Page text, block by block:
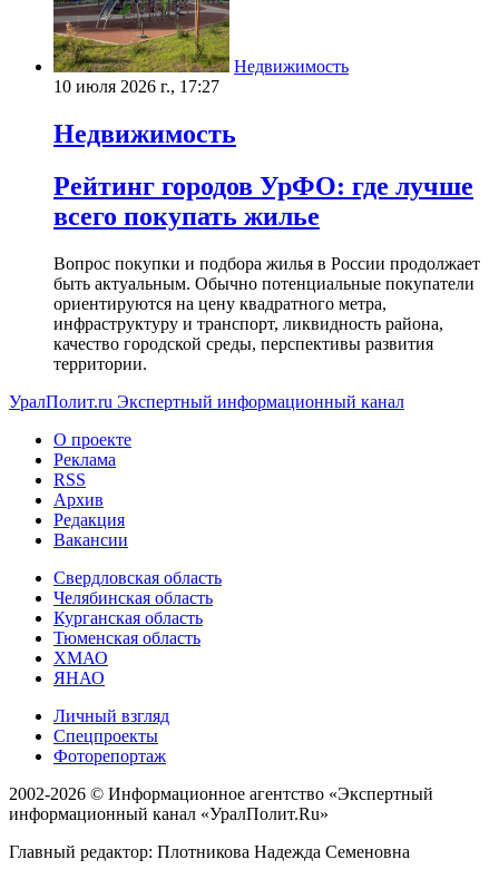
Недвижимость
10 июля 2026 г., 17:27
Недвижимость
Рейтинг городов УрФО: где лучше
всего покупать жилье
Вопрос покупки и подбора жилья в России продолжает
быть актуальным. Обычно потенциальные покупатели
ориентируются на цену квадратного метра,
инфраструктуру и транспорт, ликвидность района,
качество городской среды, перспективы развития
территории.
УралПолит.ru Экспертный информационный канал
О проекте
Реклама
RSS
Архив
Редакция
Вакансии
Свердловская область
Челябинская область
Курганская область
Тюменская область
ХМАО
ЯНАО
Личный взгляд
Спецпроекты
Фоторепортаж
2002-2026 © Информационное агентство «Экспертный
информационный канал «УралПолит.Ru»
Главный редактор: Плотникова Надежда Семеновна